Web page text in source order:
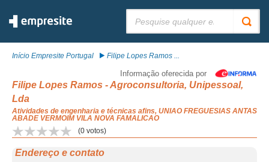
Início Empresite Portugal Filipe Lopes Ramos ...
Informação oferecida por
Filipe Lopes Ramos - Agroconsultoria, Unipessoal,
Lda
Atividades de engenharia e técnicas afins, UNIAO FREGUESIAS ANTAS
ABADE VERMOIM VILA NOVA FAMALICAO
(0 votos)
Endereço e contato